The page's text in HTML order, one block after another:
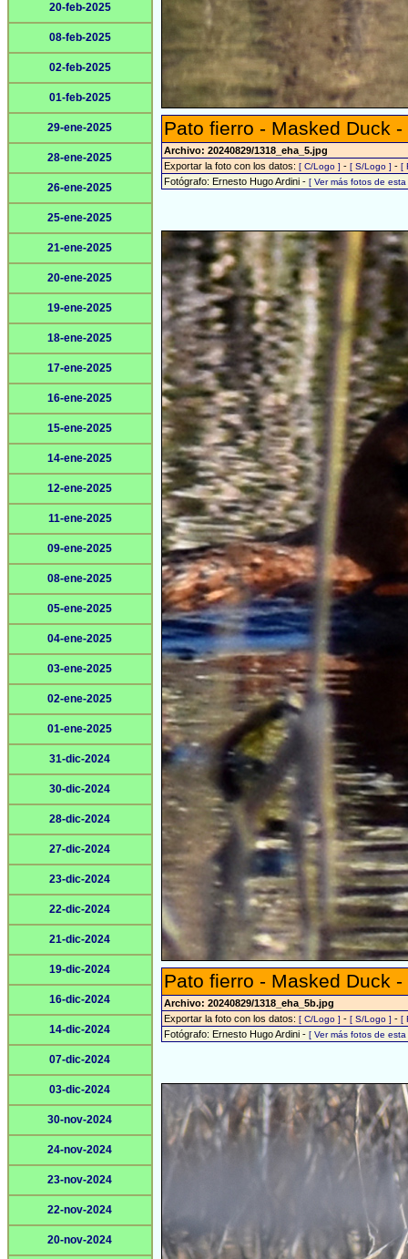
20-feb-2025
08-feb-2025
02-feb-2025
01-feb-2025
29-ene-2025
28-ene-2025
26-ene-2025
25-ene-2025
21-ene-2025
20-ene-2025
19-ene-2025
18-ene-2025
17-ene-2025
16-ene-2025
15-ene-2025
14-ene-2025
12-ene-2025
11-ene-2025
09-ene-2025
08-ene-2025
05-ene-2025
04-ene-2025
03-ene-2025
02-ene-2025
01-ene-2025
31-dic-2024
30-dic-2024
28-dic-2024
27-dic-2024
23-dic-2024
22-dic-2024
21-dic-2024
19-dic-2024
16-dic-2024
14-dic-2024
07-dic-2024
03-dic-2024
30-nov-2024
24-nov-2024
23-nov-2024
22-nov-2024
20-nov-2024
Pato fierro - Masked Duck -
Archivo: 20240829/1318_eha_5.jpg
Exportar la foto con los datos: [ C/Logo ] - [ S/Logo ] - [
Fotógrafo: Ernesto Hugo Ardini - [ Ver más fotos de
Pato fierro - Masked Duck -
Archivo: 20240829/1318_eha_5b.jpg
Exportar la foto con los datos: [ C/Logo ] - [ S/Logo ] - [
Fotógrafo: Ernesto Hugo Ardini - [ Ver más fotos de